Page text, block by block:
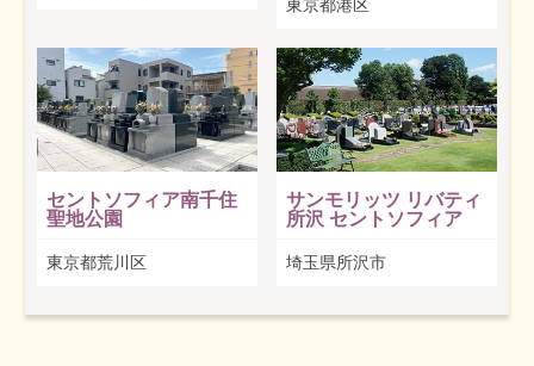
東京都港区
セントソフィア南千住
聖地公園
東京都荒川区
サンモリッツ リバティ
所沢 セントソフィア
埼玉県所沢市